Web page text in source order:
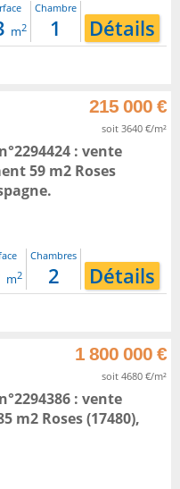
m2
Chambre
1 Détails
215 000 €
soit 3640 €/m²
: vente
59 m2 Roses
.
m2
Chambres
2 Détails
1 800 000 €
soit 4680 €/m²
: vente
m2 Roses(17480),